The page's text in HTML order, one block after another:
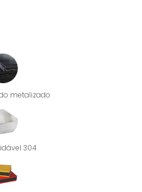
metalizado
304